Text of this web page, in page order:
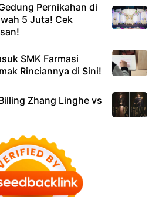
Pernikahan di
5 Juta! Cek
SMK Farmasi
Rinciannya di Sini!
Zhang Linghe vs